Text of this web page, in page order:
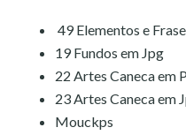
49 Elementos e
19 Fundos em Jpg
22 Artes Caneca em
23 Artes Caneca em
Mouckps